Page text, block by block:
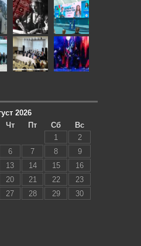
2026
Чт Пт Сб
Вс
1
2
6 7 8
9
13 14 15
16
20 21 22
23
27 28 29
30